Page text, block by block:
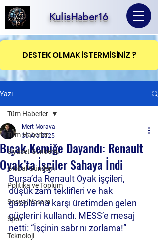
KulisHaber16
DESTEK OLMAK İSTERMİSİNİZ ?
Yazı
Tüm Haberler
Siyaset Gündemi
Global Gündem
Politika ve Toplum
Sosyal Yaşam
Spor
Teknoloji
Tüm Haberler
Bıçak Kemiğe Dayandı: Renault
Oyak’ta İşçiler Sahaya İndi
Mert Morava
30 Ara 2025
Bursa’da Renault Oyak işçileri,
düşük zam teklifleri ve hak
gasplarına karşı üretimden gelen
güçlerini kullandı. MESS’e mesaj
netti: “İşçinin sabrını zorlama!”